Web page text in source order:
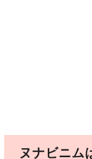
ヌナビニム